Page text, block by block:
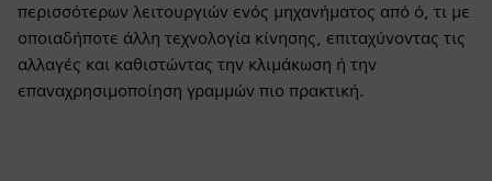
περισσότερων λειτουργιών ενός μηχανήματος από ό, τι με
οποιαδήποτε άλλη τεχνολογία κίνησης, επιταχύνοντας τις
αλλαγές και καθιστώντας την κλιμάκωση ή την
επαναχρησιμοποίηση γραμμών πιο πρακτική.